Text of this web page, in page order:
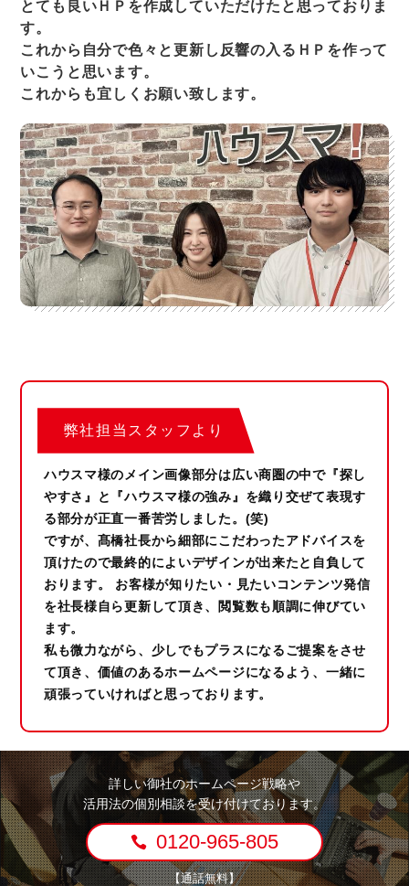
とても良いＨＰを作成していただけたと思っておりま
す。
これから自分で色々と更新し反響の入るＨＰを作って
いこうと思います。
これからも宜しくお願い致します。
弊社担当スタッフより
ハウスマ様のメイン画像部分は広い商圏の中で『探し
やすさ』と『ハウスマ様の強み』を織り交ぜて表現す
る部分が正直一番苦労しました。(笑)
ですが、髙橋社長から細部にこだわったアドバイスを
頂けたので最終的によいデザインが出来たと自負して
おります。 お客様が知りたい・見たいコンテンツ発信
を社長様自ら更新して頂き、閲覧数も順調に伸びてい
ます。
私も微力ながら、少しでもプラスになるご提案をさせ
て頂き、価値のあるホームページになるよう、一緒に
頑張っていければと思っております。
詳しい御社のホームページ戦略や
活用法の個別相談を受け付けております。
0120-965-805
【通話無料】